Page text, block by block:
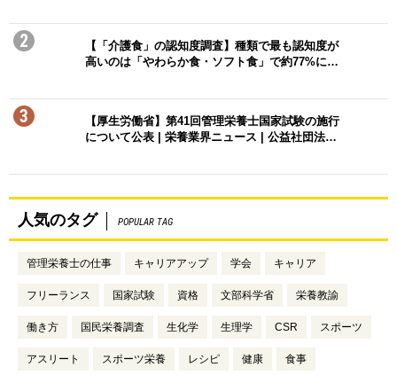
2
【「介護食」の認知度調査】種類で最も認知度が
高いのは「やわらか食・ソフト食」で約77%に…
3
【厚生労働省】第41回管理栄養士国家試験の施行
について公表 | 栄養業界ニュース | 公益社団法…
人気のタグ POPULAR TAG
管理栄養士の仕事 キャリアアップ 学会 キャリア
フリーランス 国家試験 資格 文部科学省 栄養教諭
働き方 国民栄養調査 生化学 生理学 CSR スポーツ
アスリート スポーツ栄養 レシピ 健康 食事